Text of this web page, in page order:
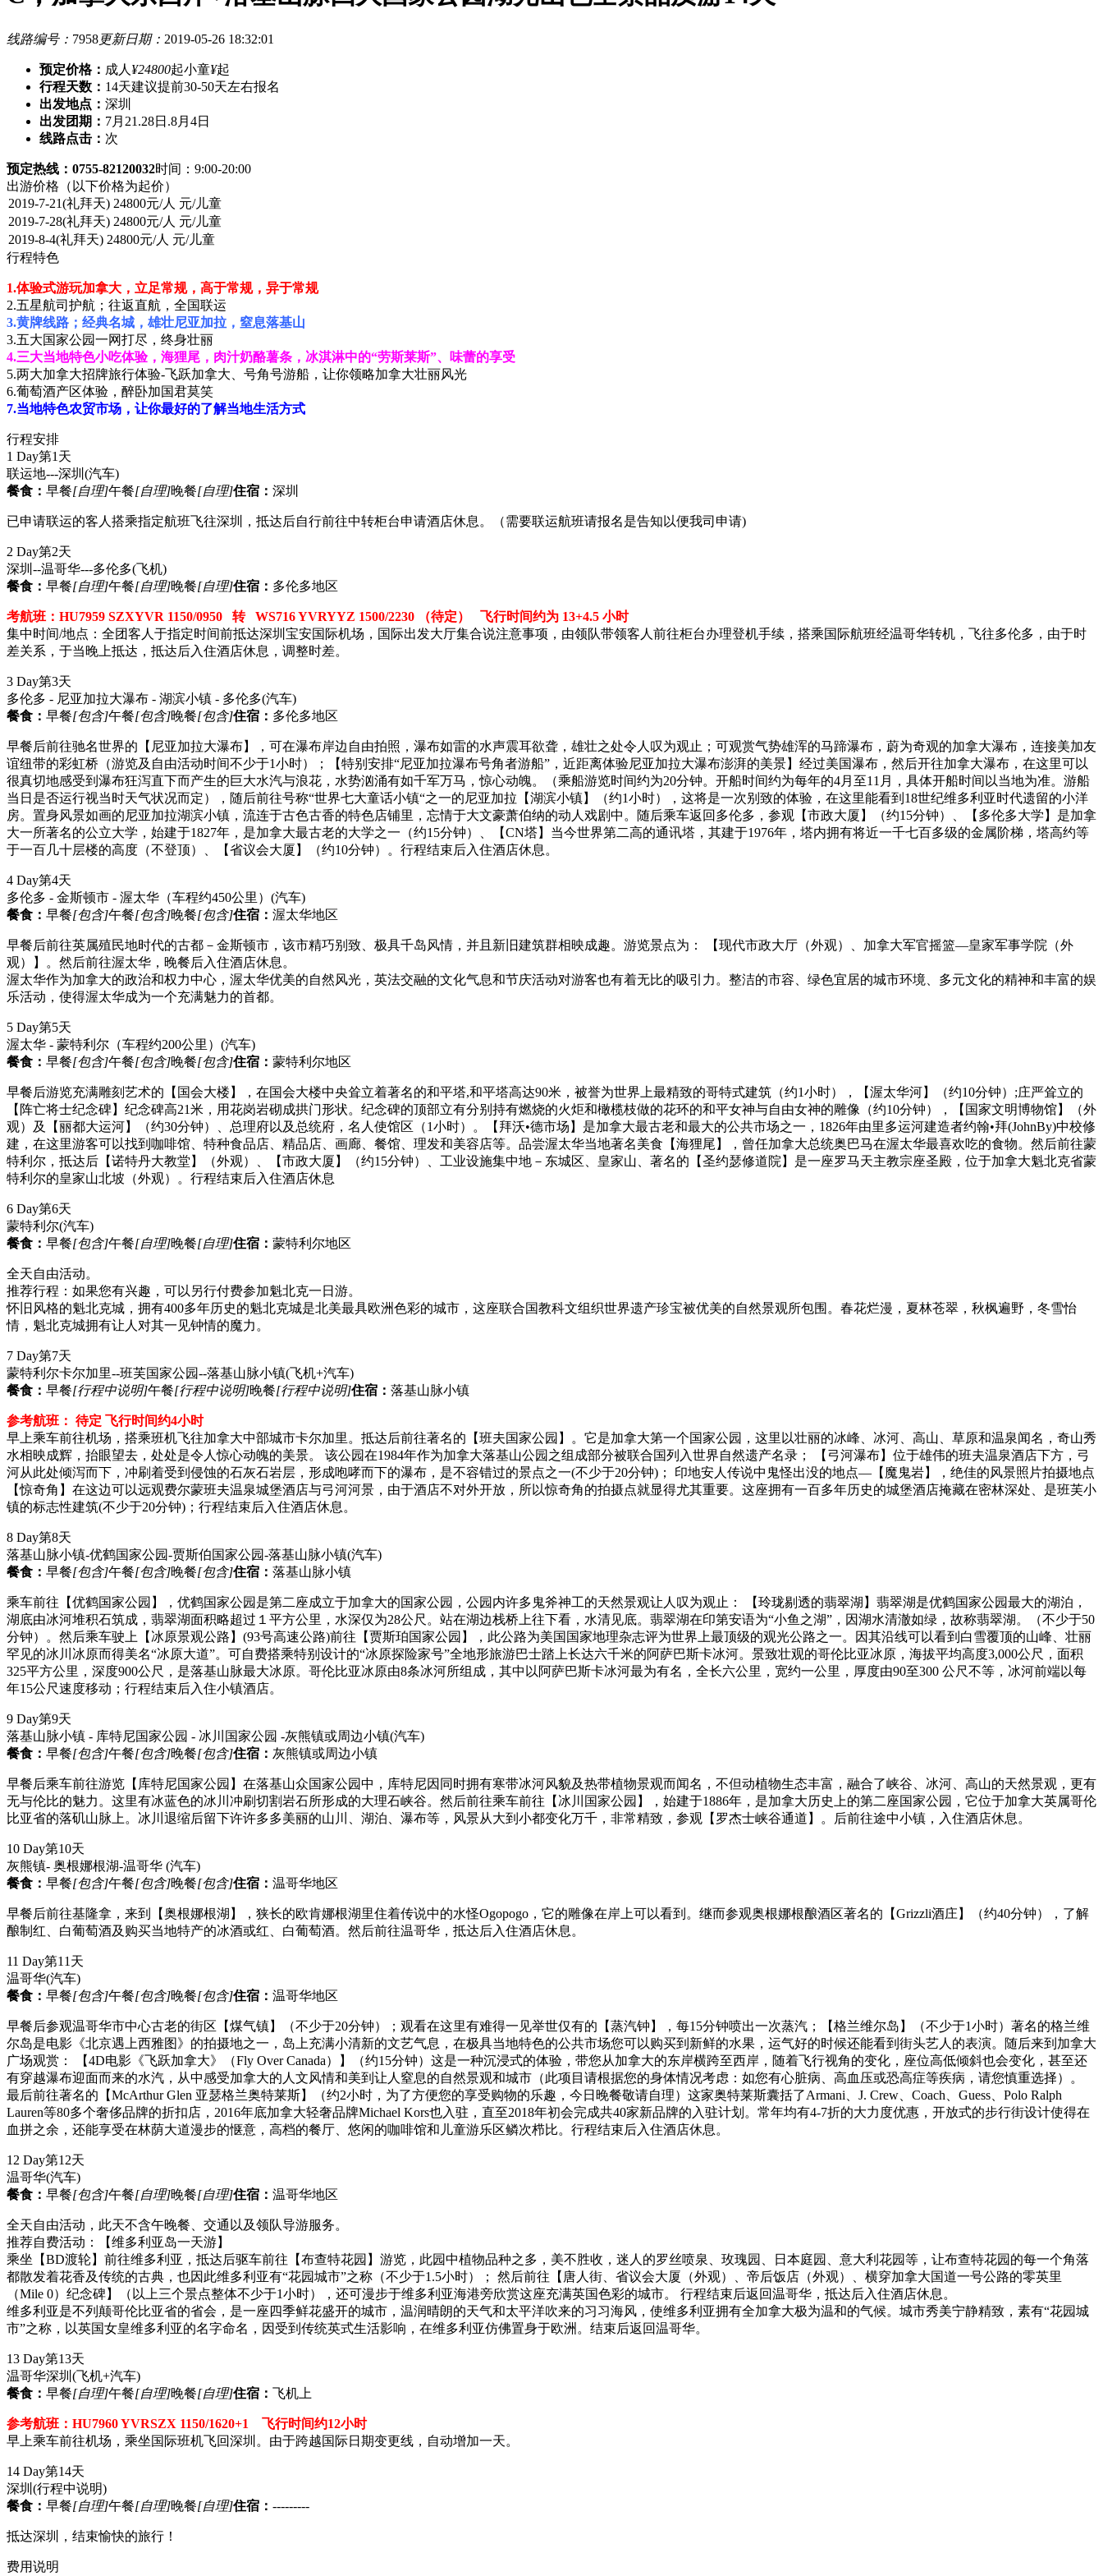
线路编号： 7958更新日期： 2019-05-26 18:32:01
预定价格： 成人 ¥24800起小童¥起
行程天数： 14天建议提前30-50天左右报名
出发地点： 深圳
出发团期： 7月21.28日.8月4日
线路点击： 次
预定热线：0755-82120032时间：9:00-20:00
出游价格 （以下价格为起价）
行程特色
1.体验式游玩加拿大，立足常规，高于常规，异于常规
2.五星航司护航；往返直航，全国联运
3.黄牌线路；经典名城，雄壮尼亚加拉，窒息落基山
3.五大国家公园一网打尽，终身壮丽
4.三大当地特色小吃体验，海狸尾，肉汁奶酪薯条，冰淇淋中的“劳斯莱斯”、味蕾的享受
5.两大加拿大招牌旅行体验-飞跃加拿大、号角号游船，让你领略加拿大壮丽风光
6.葡萄酒产区体验，醉卧加国君莫笑
7.当地特色农贸市场，让你最好的了解当地生活方式
行程安排
1 Day第1天
联运地---深圳 (汽车)
餐食： 早餐[自理]午餐[自理]晚餐[自理]住宿： 深圳
已申请联运的客人搭乘指定航班飞往深圳，抵达后自行前往中转柜台申请酒店休息。（需要联运航班请报名是告知以便我司申请)
2 Day第2天
深圳--温哥华---多伦多(飞机)
餐食： 早餐[自理]午餐[自理]晚餐[自理]住宿： 多伦多地区
考航班：HU7959 SZXYVR 1150/0950 转 WS716 YVRYYZ 1500/2230 （待定） 飞行时间约为 13+4.5 小时
集中时间/地点：全团客人于指定时间前抵达深圳宝安国际机场，国际出发大厅集合说注意事项，由领队带领客人前往柜台办理登机手续，搭乘国际航班经温哥华转机，飞往多伦多，由于时
差关系，于当晚上抵达，抵达后入住酒店休息，调整时差。
3 Day第3天
多伦多 - 尼亚加拉大瀑布 - 湖滨小镇 - 多伦多(汽车)
餐食： 早餐[包含]午餐[包含]晚餐[包含]住宿： 多伦多地区
早餐后前往驰名世界的【尼亚加拉大瀑布】，可在瀑布岸边自由拍照，瀑布如雷的水声震耳欲聋，雄壮之处令人叹为观止；可观赏气势雄浑的马蹄瀑布，蔚为奇观的加拿大瀑布，连接美加友
谊纽带的彩虹桥（游览及自由活动时间不少于1小时）；【特别安排“尼亚加拉瀑布号角者游船”，近距离体验尼亚加拉大瀑布澎湃的美景】经过美国瀑布，然后开往加拿大瀑布，在这里可以
很真切地感受到瀑布狂泻直下而产生的巨大水汽与浪花，水势汹涌有如千军万马，惊心动魄。（乘船游览时间约为20分钟。开船时间约为每年的4月至11月，具体开船时间以当地为准。游船
当日是否运行视当时天气状况而定），随后前往号称“世界七大童话小镇“之一的尼亚加拉【湖滨小镇】（约1小时），这将是一次别致的体验，在这里能看到18世纪维多利亚时代遗留的小洋
房。置身风景如画的尼亚加拉湖滨小镇，流连于古色古香的特色店铺里，忘情于大文豪萧伯纳的动人戏剧中。随后乘车返回多伦多，参观【市政大厦】（约15分钟）、【多伦多大学】是加拿
大一所著名的公立大学，始建于1827年，是加拿大最古老的大学之一（约15分钟）、【CN塔】当今世界第二高的通讯塔，其建于1976年，塔内拥有将近一千七百多级的金属阶梯，塔高约等
于一百几十层楼的高度（不登顶）、【省议会大厦】（约10分钟）。行程结束后入住酒店休息。
4 Day第4天
多伦多 - 金斯顿市 - 渥太华（车程约450公里） (汽车)
餐食： 早餐[包含]午餐[包含]晚餐[包含]住宿： 渥太华地区
早餐后前往英属殖民地时代的古都－金斯顿市，该市精巧别致、极具千岛风情，并且新旧建筑群相映成趣。游览景点为： 【现代市政大厅（外观）、加拿大军官摇篮—皇家军事学院（外
观）】。然后前往渥太华，晚餐后入住酒店休息。
渥太华作为加拿大的政治和权力中心，渥太华优美的自然风光，英法交融的文化气息和节庆活动对游客也有着无比的吸引力。整洁的市容、绿色宜居的城市环境、多元文化的精神和丰富的娱
乐活动，使得渥太华成为一个充满魅力的首都。
5 Day第5天
渥太华 - 蒙特利尔（车程约200公里） (汽车)
餐食： 早餐[包含]午餐[包含]晚餐[包含]住宿： 蒙特利尔地区
早餐后游览充满雕刻艺术的【国会大楼】，在国会大楼中央耸立着著名的和平塔,和平塔高达90米，被誉为世界上最精致的哥特式建筑（约1小时），【渥太华河】（约10分钟）;庄严耸立的
【阵亡将士纪念碑】纪念碑高21米，用花岗岩砌成拱门形状。纪念碑的顶部立有分别持有燃烧的火炬和橄榄枝做的花环的和平女神与自由女神的雕像（约10分钟），【国家文明博物馆】（外
观）及【丽都大运河】（约30分钟）、总理府以及总统府，名人使馆区（1小时）。【拜沃•德市场】是加拿大最古老和最大的公共市场之一，1826年由里多运河建造者约翰•拜(JohnBy)中校修
建，在这里游客可以找到咖啡馆、特种食品店、精品店、画廊、餐馆、理发和美容店等。品尝渥太华当地著名美食【海狸尾】，曾任加拿大总统奥巴马在渥太华最喜欢吃的食物。然后前往蒙
特利尔，抵达后【诺特丹大教堂】（外观）、【市政大厦】（约15分钟）、工业设施集中地－东城区、皇家山、著名的【圣约瑟修道院】是一座罗马天主教宗座圣殿，位于加拿大魁北克省蒙
特利尔的皇家山北坡（外观）。行程结束后入住酒店休息
6 Day第6天
蒙特利尔(汽车)
餐食： 早餐[包含]午餐[自理]晚餐[自理]住宿： 蒙特利尔地区
全天自由活动。
推荐行程：如果您有兴趣，可以另行付费参加魁北克一日游。
怀旧风格的魁北克城，拥有400多年历史的魁北克城是北美最具欧洲色彩的城市，这座联合国教科文组织世界遗产珍宝被优美的自然景观所包围。春花烂漫，夏林苍翠，秋枫遍野，冬雪怡
情，魁北克城拥有让人对其一见钟情的魔力。
7 Day第7天
蒙特利尔卡尔加里--班芙国家公园--落基山脉小镇(飞机+汽车)
餐食： 早餐[行程中说明]午餐[行程中说明]晚餐[行程中说明]住宿： 落基山脉小镇
参考航班： 待定 飞行时间约4小时
早上乘车前往机场，搭乘班机飞往加拿大中部城市卡尔加里。抵达后前往著名的【班夫国家公园】。它是加拿大第一个国家公园，这里以壮丽的冰峰、冰河、高山、草原和温泉闻名，奇山秀
水相映成辉，抬眼望去，处处是令人惊心动魄的美景。 该公园在1984年作为加拿大落基山公园之组成部分被联合国列入世界自然遗产名录； 【弓河瀑布】位于雄伟的班夫温泉酒店下方，弓
河从此处倾泻而下，冲刷着受到侵蚀的石灰石岩层，形成咆哮而下的瀑布，是不容错过的景点之一(不少于20分钟)； 印地安人传说中鬼怪出没的地点—【魔鬼岩】，绝佳的风景照片拍摄地点
【惊奇角】在这边可以远观费尔蒙班夫温泉城堡酒店与弓河河景，由于酒店不对外开放，所以惊奇角的拍摄点就显得尤其重要。这座拥有一百多年历史的城堡酒店掩藏在密林深处、是班芙小
镇的标志性建筑(不少于20分钟)；行程结束后入住酒店休息。
8 Day第8天
落基山脉小镇-优鹤国家公园-贾斯伯国家公园-落基山脉小镇(汽车)
餐食： 早餐[包含]午餐[包含]晚餐[包含]住宿： 落基山脉小镇
乘车前往【优鹤国家公园】，优鹤国家公园是第二座成立于加拿大的国家公园，公园内许多鬼斧神工的天然景观让人叹为观止： 【玲珑剔透的翡翠湖】翡翠湖是优鹤国家公园最大的湖泊，
湖底由冰河堆积石筑成，翡翠湖面积略超过１平方公里，水深仅为28公尺。站在湖边栈桥上往下看，水清见底。翡翠湖在印第安语为“小鱼之湖”，因湖水清澈如绿，故称翡翠湖。（不少于50
分钟）。然后乘车驶上【冰原景观公路】(93号高速公路)前往【贾斯珀国家公园】，此公路为美国国家地理杂志评为世界上最顶级的观光公路之一。因其沿线可以看到白雪覆顶的山峰、壮丽
罕见的冰川冰原而得美名“冰原大道”。可自费搭乘特别设计的“冰原探险家号”全地形旅游巴士踏上长达六千米的阿萨巴斯卡冰河。景致壮观的哥伦比亚冰原，海拔平均高度3,000公尺，面积
325平方公里，深度900公尺，是落基山脉最大冰原。哥伦比亚冰原由8条冰河所组成，其中以阿萨巴斯卡冰河最为有名，全长六公里，宽约一公里，厚度由90至300 公尺不等，冰河前端以每
年15公尺速度移动；行程结束后入住小镇酒店。
9 Day第9天
落基山脉小镇 - 库特尼国家公园 - 冰川国家公园 -灰熊镇或周边小镇(汽车)
餐食： 早餐[包含]午餐[包含]晚餐[包含]住宿： 灰熊镇或周边小镇
早餐后乘车前往游览【库特尼国家公园】在落基山众国家公园中，库特尼因同时拥有寒带冰河风貌及热带植物景观而闻名，不但动植物生态丰富，融合了峡谷、冰河、高山的天然景观，更有
无与伦比的魅力。这里有冰蓝色的冰川冲刷切割岩石所形成的大理石峡谷。然后前往乘车前往【冰川国家公园】，始建于1886年，是加拿大历史上的第二座国家公园，它位于加拿大英属哥伦
比亚省的落矶山脉上。冰川退缩后留下许许多多美丽的山川、湖泊、瀑布等，风景从大到小都变化万千，非常精致，参观【罗杰士峡谷通道】。后前往途中小镇，入住酒店休息。
10 Day第10天
灰熊镇- 奥根娜根湖-温哥华 (汽车)
餐食： 早餐[包含]午餐[包含]晚餐[包含]住宿： 温哥华地区
早餐后前往基隆拿，来到【奥根娜根湖】，狭长的欧肯娜根湖里住着传说中的水怪Ogopogo，它的雕像在岸上可以看到。继而参观奥根娜根酿酒区著名的【Grizzli酒庄】（约40分钟），了解
酿制红、白葡萄酒及购买当地特产的冰酒或红、白葡萄酒。然后前往温哥华，抵达后入住酒店休息。
11 Day第11天
温哥华(汽车)
餐食： 早餐[包含]午餐[包含]晚餐[包含]住宿： 温哥华地区
早餐后参观温哥华市中心古老的街区【煤气镇】（不少于20分钟）；观看在这里有难得一见举世仅有的【蒸汽钟】，每15分钟喷出一次蒸汽；【格兰维尔岛】（不少于1小时）著名的格兰维
尔岛是电影《北京遇上西雅图》的拍摄地之一，岛上充满小清新的文艺气息，在极具当地特色的公共市场您可以购买到新鲜的水果，运气好的时候还能看到街头艺人的表演。随后来到加拿大
广场观赏： 【4D电影《飞跃加拿大》（Fly Over Canada）】（约15分钟）这是一种沉浸式的体验，带您从加拿大的东岸横跨至西岸，随着飞行视角的变化，座位高低倾斜也会变化，甚至还
有穿越瀑布迎面而来的水汽，从中感受加拿大的人文风情和美到让人窒息的自然景观和城市（此项目请根据您的身体情况考虑：如您有心脏病、高血压或恐高症等疾病，请您慎重选择）。
最后前往著名的【McArthur Glen 亚瑟格兰奥特莱斯】（约2小时，为了方便您的享受购物的乐趣，今日晚餐敬请自理）这家奥特莱斯囊括了Armani、J. Crew、Coach、Guess、Polo Ralph
Lauren等80多个奢侈品牌的折扣店，2016年底加拿大轻奢品牌Michael Kors也入驻，直至2018年初会完成共40家新品牌的入驻计划。常年均有4-7折的大力度优惠，开放式的步行街设计使得在
血拼之余，还能享受在林荫大道漫步的惬意，高档的餐厅、悠闲的咖啡馆和儿童游乐区鳞次栉比。行程结束后入住酒店休息。
12 Day第12天
温哥华(汽车)
餐食： 早餐[包含]午餐[自理]晚餐[自理]住宿： 温哥华地区
全天自由活动，此天不含午晚餐、交通以及领队导游服务。
推荐自费活动：【维多利亚岛一天游】
乘坐【BD渡轮】前往维多利亚，抵达后驱车前往【布查特花园】游览，此园中植物品种之多，美不胜收，迷人的罗丝喷泉、玫瑰园、日本庭园、意大利花园等，让布查特花园的每一个角落
都散发着花香及传统的古典，也因此维多利亚有“花园城市”之称（不少于1.5小时）； 然后前往【唐人街、省议会大厦（外观）、帝后饭店（外观）、横穿加拿大国道一号公路的零英里
（Mile 0）纪念碑】（以上三个景点整体不少于1小时），还可漫步于维多利亚海港旁欣赏这座充满英国色彩的城市。 行程结束后返回温哥华，抵达后入住酒店休息。
维多利亚是不列颠哥伦比亚省的省会，是一座四季鲜花盛开的城市，温润晴朗的天气和太平洋吹来的习习海风，使维多利亚拥有全加拿大极为温和的气候。城市秀美宁静精致，素有“花园城
市”之称，以英国女皇维多利亚的名字命名，因受到传统英式生活影响，在维多利亚仿佛置身于欧洲。结束后返回温哥华。
13 Day第13天
温哥华深圳 (飞机+汽车)
餐食： 早餐[自理]午餐[自理]晚餐[自理]住宿： 飞机上
参考航班：HU7960 YVRSZX 1150/1620+1 飞行时间约12小时
早上乘车前往机场，乘坐国际班机飞回深圳。由于跨越国际日期变更线，自动增加一天。
14 Day第14天
深圳 (行程中说明)
餐食： 早餐[自理]午餐[自理]晚餐[自理]住宿： ---------
抵达深圳，结束愉快的旅行！
费用说明